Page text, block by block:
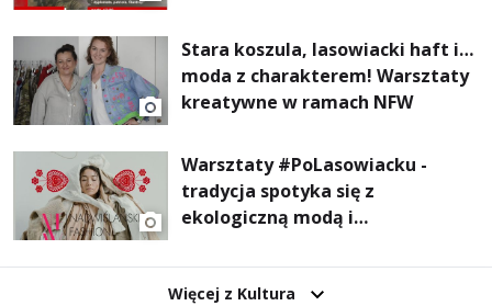
Stara koszula, lasowiacki haft i…
moda z charakterem! Warsztaty
kreatywne w ramach NFW
Warsztaty #PoLasowiacku -
tradycja spotyka się z
ekologiczną modą i
Więcej z Kultura